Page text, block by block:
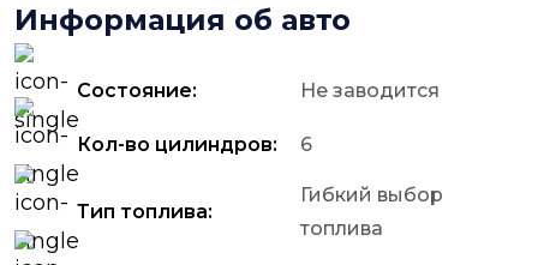
Информация об авто
Состояние: Не заводится
Кол-во цилиндров: 6
Тип топлива:
Гибкий выбор
топлива